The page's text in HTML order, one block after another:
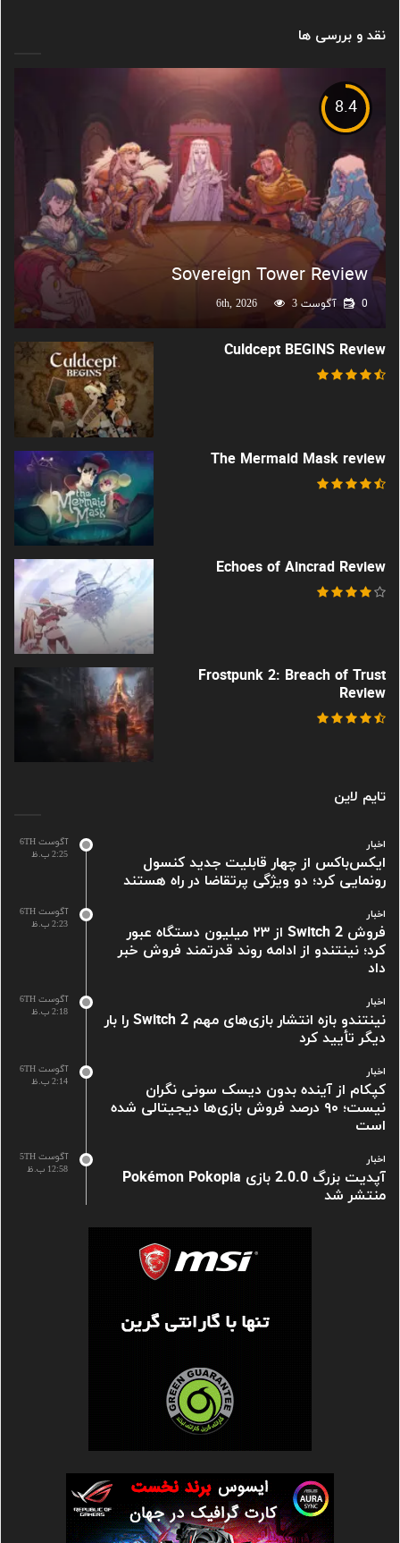
نقد و بررسی ها
8.4
Sovereign Tower Review
آگوست 6th, 2026 3 0
Culdcept BEGINS Review
The Mermaid Mask review
Echoes of Aincrad Review
Frostpunk 2: Breach of Trust
Review
تایم لاین
آگوست 6TH
2:25 ب.ظ
اخبار
ایکس‌باکس از چهار قابلیت جدید کنسول
رونمایی کرد؛ دو ویژگی پرتقاضا در راه هستند
آگوست 6TH
2:23 ب.ظ
اخبار
فروش Switch 2 از ۲۳ میلیون دستگاه عبور
کرد؛ نینتندو از ادامه روند قدرتمند فروش خبر
داد
آگوست 6TH
2:18 ب.ظ
اخبار
نینتندو بازه انتشار بازی‌های مهم Switch 2 را بار
دیگر تأیید کرد
آگوست 6TH
2:14 ب.ظ
اخبار
کپکام از آینده بدون دیسک سونی نگران
نیست؛ ۹۰ درصد فروش بازی‌ها دیجیتالی شده
است
آگوست 5TH
12:58 ب.ظ
اخبار
آپدیت بزرگ 2.0.0 بازی Pokémon Pokopia
منتشر شد